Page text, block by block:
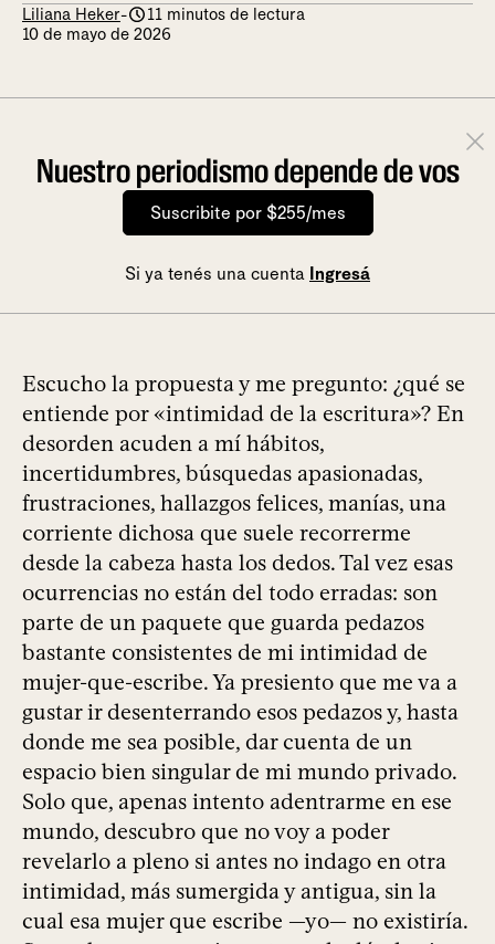
Liliana Heker-
11 minutos de lectura
10 de mayo de 2026
Nuestro periodismo depende de vos
Suscribite por $255/mes
Si ya tenés una cuenta Ingresá
Escucho la propuesta y me pregunto: ¿qué se
entiende por «intimidad de la escritura»? En
desorden acuden a mí hábitos,
incertidumbres, búsquedas apasionadas,
frustraciones, hallazgos felices, manías, una
corriente dichosa que suele recorrerme
desde la cabeza hasta los dedos. Tal vez esas
ocurrencias no están del todo erradas: son
parte de un paquete que guarda pedazos
bastante consistentes de mi intimidad de
mujer-que-escribe. Ya presiento que me va a
gustar ir desenterrando esos pedazos y, hasta
donde me sea posible, dar cuenta de un
espacio bien singular de mi mundo privado.
Solo que, apenas intento adentrarme en ese
mundo, descubro que no voy a poder
revelarlo a pleno si antes no indago en otra
intimidad, más sumergida y antigua, sin la
cual esa mujer que escribe —yo— no existiría.